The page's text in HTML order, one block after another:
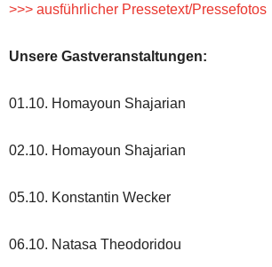
>>> ausführlicher Pressetext/Pressefotos
Unsere Gastveranstaltungen:
01.10. Homayoun Shajarian
02.10. Homayoun Shajarian
05.10. Konstantin Wecker
06.10. Natasa Theodoridou